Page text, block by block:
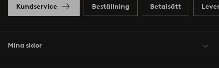
Kundservice Beställning Betalsätt
Mina sidor